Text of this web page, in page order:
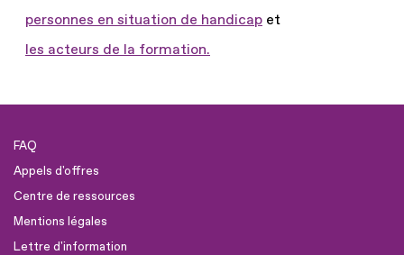
personnes en situation de handicap et
les acteurs de la formation.
FAQ
Appels d'offres
Centre de ressources
Mentions légales
Lettre d'information